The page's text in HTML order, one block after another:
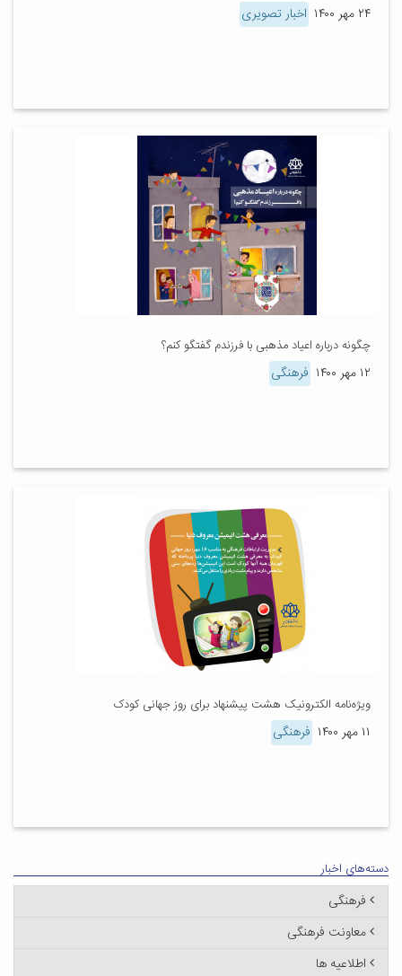
۲۴ مهر ۱۴۰۰ اخبار تصویری
چگونه درباره اعیاد مذهبی با فرزندم گفتگو کنم؟
۱۲ مهر ۱۴۰۰ فرهنگی
ویژه‌نامه الکترونیک هشت پیشنهاد برای روز جهانی کودک
۱۱ مهر ۱۴۰۰ فرهنگی
دسته‌های اخبار
فرهنگی
معاونت فرهنگی
اطلاعیه ها